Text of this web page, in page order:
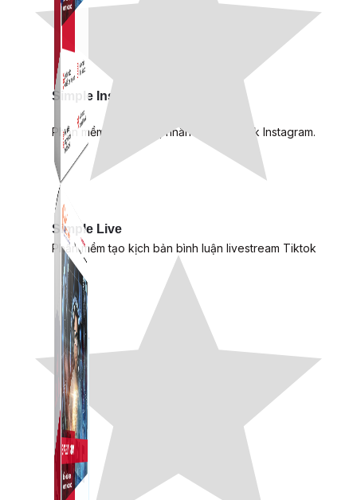
Simple Live
Phần mềm tạo kịch bản bình luận livestream Tiktok
Simple Instagram
Phần mềm gửi follow, nhắn tin, nuôi nick Instagram.